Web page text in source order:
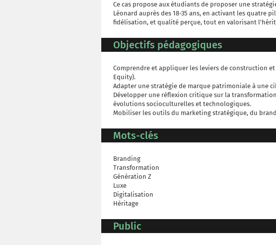
Ce cas propose aux étudiants de proposer une
Léonard auprès des 18-35 ans, en activant les quatre
fidélisation, et qualité perçue, tout en valorisant
Objectifs pédagogiques
Comprendre et appliquer les leviers de construction
Equity).
Adapter une stratégie de marque patrimoniale à une
Développer une réflexion critique sur la
évolutions socioculturelles et technologiques.
Mobiliser les outils du marketing stratégique, du
Mots-clés
Branding
Transformation
Génération Z
Luxe
Digitalisation
Héritage
Public